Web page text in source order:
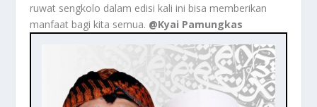
ruwat sengkolo dalam edisi kali ini bisa memberikan
manfaat bagi kita semua. @Kyai Pamungkas